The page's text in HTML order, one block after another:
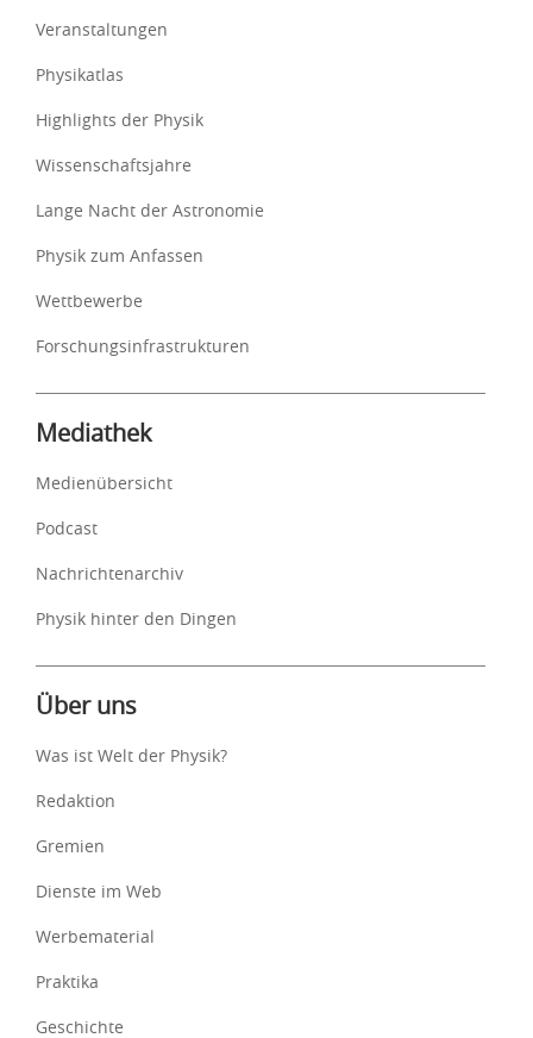
Veranstaltungen
Physikatlas
Highlights der Physik
Wissenschaftsjahre
Lange Nacht der Astronomie
Physik zum Anfassen
Wettbewerbe
Forschungsinfrastrukturen
Mediathek
Medienübersicht
Podcast
Nachrichtenarchiv
Physik hinter den Dingen
Über uns
Was ist Welt der Physik?
Redaktion
Gremien
Dienste im Web
Werbematerial
Praktika
Geschichte